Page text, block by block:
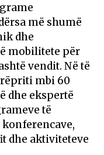
më shumë
dhe
mobilitete për
vendit. Në të
mbi 60
dhe ekspertë
të
dhe aktiviteteve